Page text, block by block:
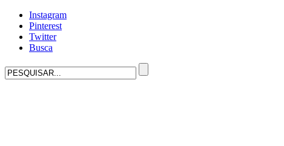
Instagram
Pinterest
Twitter
Busca